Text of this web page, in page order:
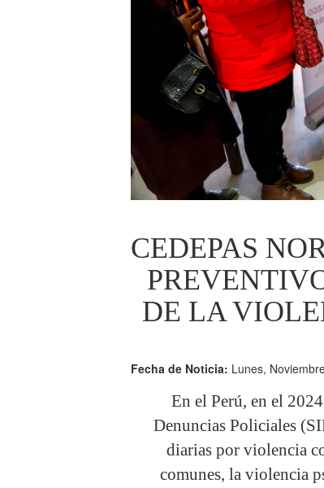
CEDEPAS
DE LA
Fecha de Noticia: Lunes,
En el Perú, en el
Denuncias Policiales
diarias por violencia
comunes, la violencia